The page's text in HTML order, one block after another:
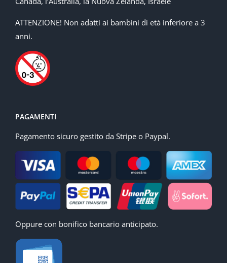
ATTENZIONE! Non adatti ai bambini di età inferiore a 3
anni.
PAGAMENTI
Pagamento sicuro gestito da Stripe o Paypal.
Oppure con bonifico bancario anticipato.